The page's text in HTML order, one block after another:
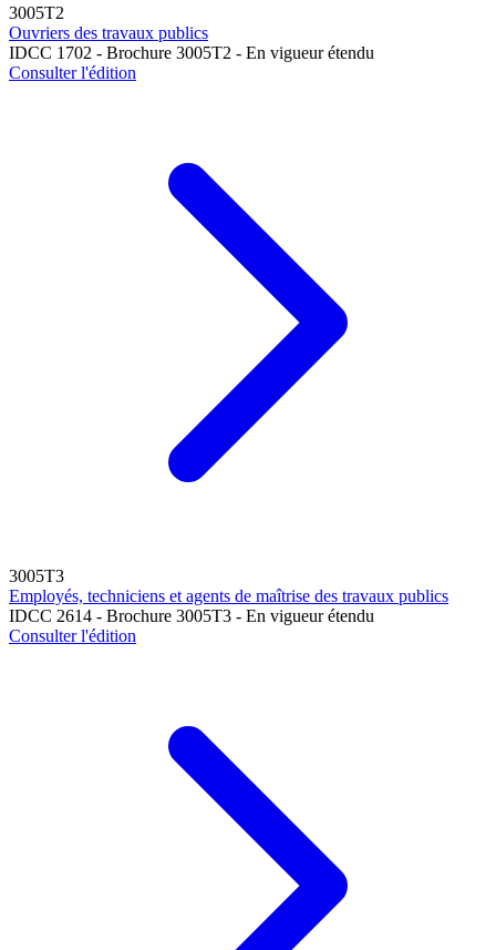
3005T2
Ouvriers des travaux publics
IDCC 1702 - Brochure 3005T2 - En vigueur étendu
Consulter l'édition
3005T3
Employés, techniciens et agents de maîtrise des travaux publics
IDCC 2614 - Brochure 3005T3 - En vigueur étendu
Consulter l'édition